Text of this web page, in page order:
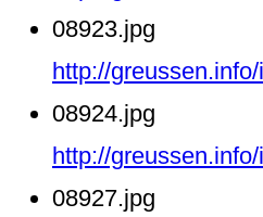
08923.jpg
http://
08924.jpg
http://
08927.jpg